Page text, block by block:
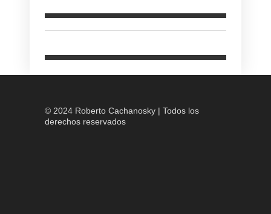
© 2024 Roberto Cachanosky | Todos los
derechos reservados